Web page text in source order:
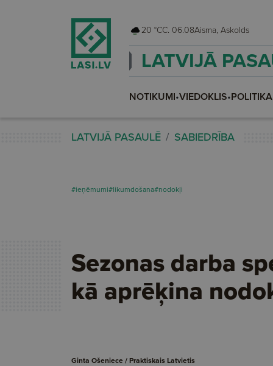
20 °CC. 06.08 Aisma, Askolds
LATVIJĀ
NOTIKUMI•VIEDOKLIS•POLITIKA
LATVIJĀ PASAULĒ SABIEDRĪBA
#ieņēmumi#likumdošana#nodokļi
Sezonas darba
kā aprēķina
Ginta Ošeniece / Praktiskais Latvietis